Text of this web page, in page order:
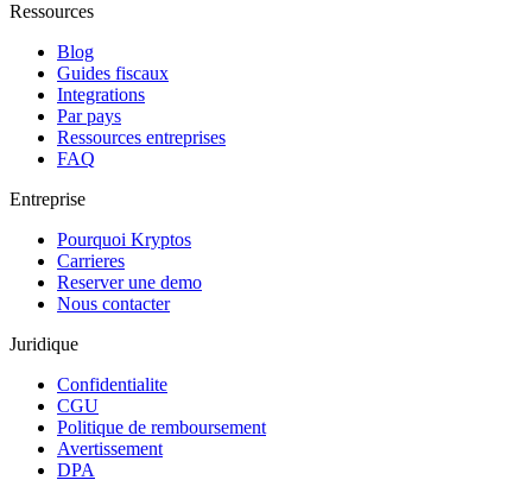
Ressources
Blog
Guides fiscaux
Integrations
Par pays
Ressources entreprises
FAQ
Entreprise
Pourquoi Kryptos
Carrieres
Reserver une demo
Nous contacter
Juridique
Confidentialite
CGU
Politique de remboursement
Avertissement
DPA